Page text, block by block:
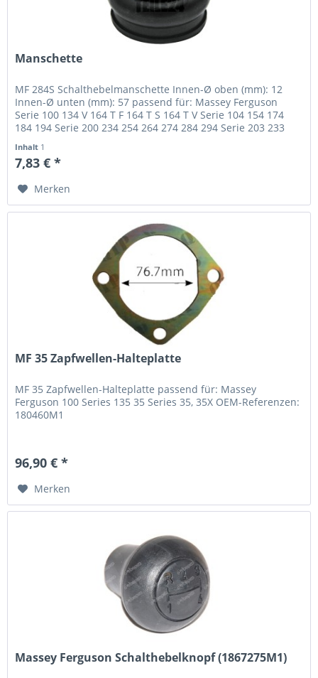
Manschette
MF 284S Schalthebelmanschette Innen-Ø oben (mm): 12
Innen-Ø unten (mm): 57 passend für: Massey Ferguson
Serie 100 134 V 164 T F 164 T S 164 T V Serie 104 154 174
184 194 Serie 200 234 254 264 274 284 294 Serie 203 233
Inhalt 1
7,83 € *
Merken
MF 35 Zapfwellen-Halteplatte
MF 35 Zapfwellen-Halteplatte passend für: Massey
Ferguson 100 Series 135 35 Series 35, 35X OEM-Referenzen:
180460M1
96,90 € *
Merken
Massey Ferguson Schalthebelknopf (1867275M1)